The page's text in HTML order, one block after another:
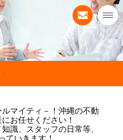
マイティ－！沖縄の不動
お任せください！
識、スタッフの日常等、
ていきます！